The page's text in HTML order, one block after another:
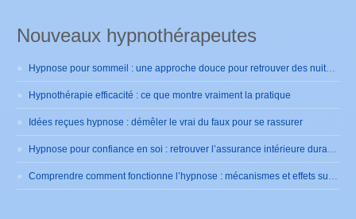
Nouveaux hypnothérapeutes
Hypnose pour sommeil : une approche douce pour retrouver des nuits sereines
Hypnothérapie efficacité : ce que montre vraiment la pratique
Idées reçues hypnose : démêler le vrai du faux pour se rassurer
Hypnose pour confiance en soi : retrouver l’assurance intérieure durablement
Comprendre comment fonctionne l’hypnose : mécanismes et effets sur le cerveau